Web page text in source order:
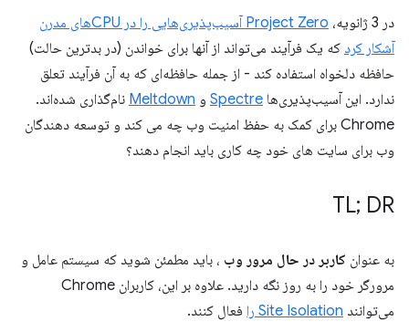
در 3 ژانویه،
Project Zero آسیب‌پذیری‌هایی را در CPUهای مدرن
آشکار کرد که یک فرآیند می‌تواند از آنها برای خواندن (در بدترین حالت)
حافظه دلخواه استفاده کند - از جمله حافظه‌ای که به آن فرآیند تعلق
ندارد. این آسیب‌پذیری‌ها Spectre و Meltdown نام‌گذاری شده‌اند.
Chrome برای کمک به حفظ امنیت وب چه می کند و توسعه دهندگان
وب برای سایت های خود چه کاری باید انجام دهند؟
TL; DR
به عنوان کاربر در حال مرور وب ، باید مطمئن شوید که سیستم عامل و
مرورگر خود را به روز نگه دارید. علاوه بر این، کاربران Chrome
می‌توانند Site Isolation را فعال کنند.